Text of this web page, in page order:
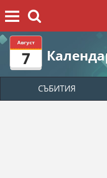
Август
7
СЪБИТИЯ